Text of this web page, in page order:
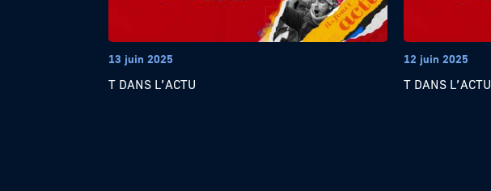
13 juin 2025
T DANS L’ACTU
12 juin 2025
T DANS L’ACTU